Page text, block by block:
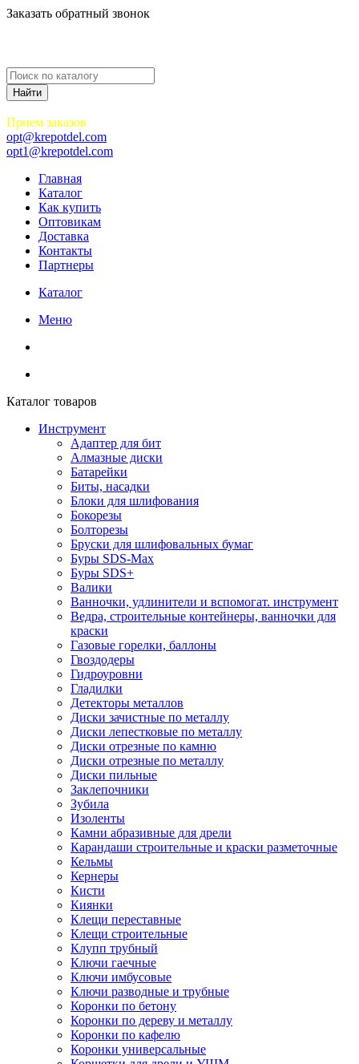
Заказать обратный звонок
Прием заказов
opt@krepotdel.com
opt1@krepotdel.com
Главная
Каталог
Как купить
Оптовикам
Доставка
Контакты
Партнеры
Каталог
Меню
Каталог товаров
Инструмент
Адаптер для бит
Алмазные диски
Батарейки
Биты, насадки
Блоки для шлифования
Бокорезы
Болторезы
Бруски для шлифовальных бумаг
Буры SDS-Max
Буры SDS+
Валики
Ванночки, удлинители и вспомогат. инструмент
Ведра, строительные контейнеры, ванночки для
краски
Газовые горелки, баллоны
Гвоздодеры
Гидроуровни
Гладилки
Детекторы металлов
Диски зачистные по металлу
Диски лепестковые по металлу
Диски отрезные по камню
Диски отрезные по металлу
Диски пильные
Заклепочники
Зубила
Изоленты
Камни абразивные для дрели
Карандаши строительные и краски разметочные
Кельмы
Кернеры
Кисти
Киянки
Клещи переставные
Клещи строительные
Клупп трубный
Ключи гаечные
Ключи имбусовые
Ключи разводные и трубные
Коронки по бетону
Коронки по дереву и металлу
Коронки по кафелю
Коронки универсальные